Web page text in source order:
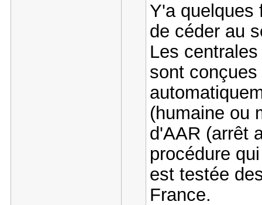
Y'a quelques
de céder au
Les
sont
(humaine ou
d'AAR (arrêt
procédure
est testée
France.